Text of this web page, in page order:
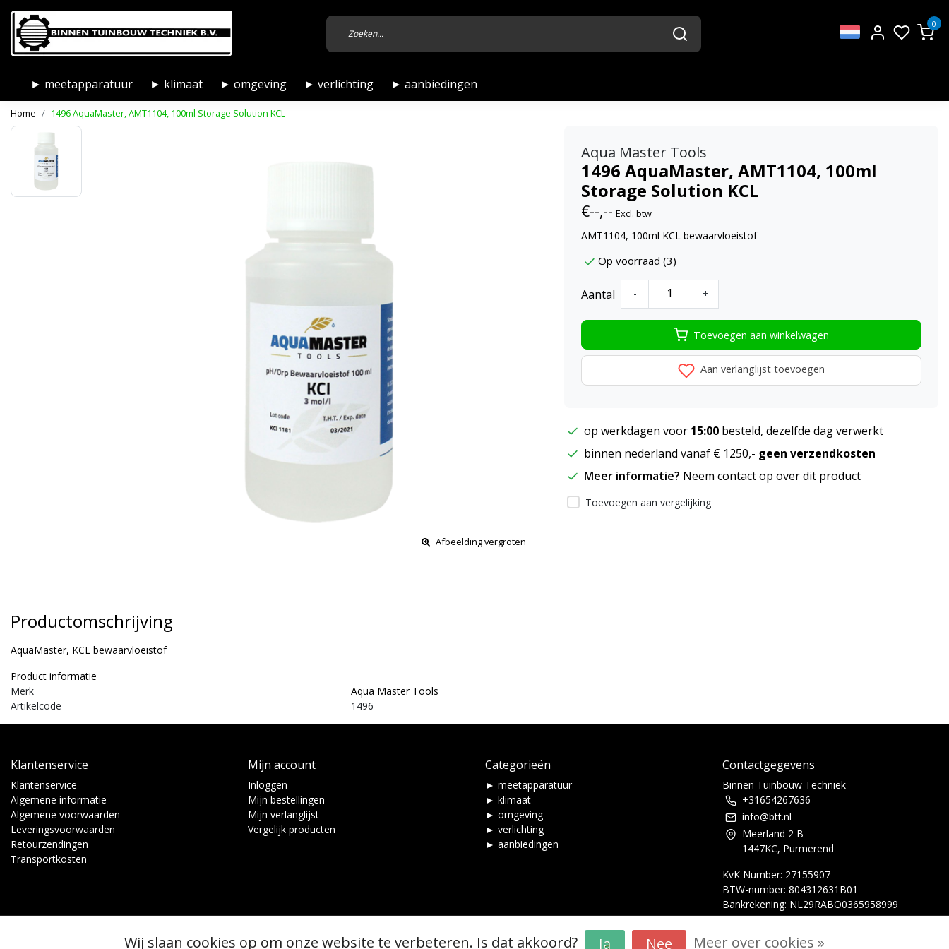
0
► meetapparatuur ► klimaat ► omgeving ► verlichting ► aanbiedingen
Home 1496 AquaMaster, AMT1104, 100ml Storage Solution KCL
Afbeelding vergroten
Aqua Master Tools
1496 AquaMaster, AMT1104, 100ml
Storage Solution KCL
€--,-- Excl. btw
AMT1104, 100ml KCL bewaarvloeistof
Op voorraad (3)
Aantal - +
Toevoegen aan winkelwagen
Aan verlanglijst toevoegen
op werkdagen voor 15:00 besteld, dezelfde dag verwerkt
binnen nederland vanaf € 1250,- geen verzendkosten
Meer informatie? Neem contact op over dit product
Toevoegen aan vergelijking
Productomschrijving
AquaMaster, KCL bewaarvloeistof
Product informatie
Merk
Aqua Master Tools
Artikelcode
1496
Klantenservice
Klantenservice
Algemene informatie
Algemene voorwaarden
Leveringsvoorwaarden
Retourzendingen
Transportkosten
Mijn account
Inloggen
Mijn bestellingen
Mijn verlanglijst
Vergelijk producten
Categorieën
► meetapparatuur
► klimaat
► omgeving
► verlichting
► aanbiedingen
Contactgegevens
Binnen Tuinbouw Techniek
+31654267636
info@btt.nl
Meerland 2 B
1447KC, Purmerend
KvK Number: 27155907
BTW-number: 804312631B01
Bankrekening: NL29RABO0365958999
© Copyright 2026 - Binnen Tuinbouw Techniek | RealisatieInStijl Media
Wij slaan cookies op om onze website te verbeteren. Is dat akkoord? Ja Nee Meer over cookies »